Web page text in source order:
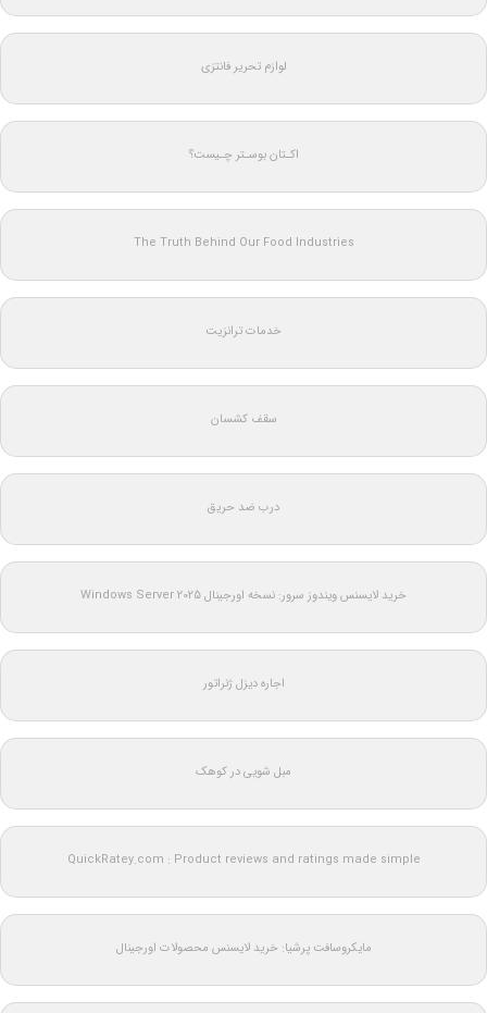
لوازم تحریر فانتزی
اکـتان بوسـتر چـیست؟
The Truth Behind Our Food Industries
خدمات ترانزیت
سقف کشسان
درب ضد حریق
خرید لایسنس ویندوز سرور: نسخه اورجینال Windows Server 2025
اجاره دیزل ژنراتور
مبل شویی در کوهک
QuickRatey.com : Product reviews and ratings made simple
مایکروسافت پرشیا: خرید لایسنس محصولات اورجینال